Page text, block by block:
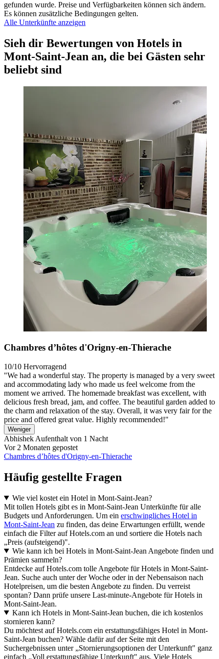
gefunden wurde. Preise und Verfügbarkeiten können sich ändern.
Es können zusätzliche Bedingungen gelten.
Alle Unterkünfte anzeigen
Sieh dir Bewertungen von Hotels in
Mont-Saint-Jean an, die bei Gästen sehr
beliebt sind
Chambres d’hôtes d'Origny-en-Thierache
10/10 Hervorragend
"We had a wonderful stay. The property is managed by a very sweet
and accommodating lady who made us feel welcome from the
moment we arrived. The homemade breakfast was excellent, with
delicious fresh bread, jam, and coffee. The beautiful garden added to
the charm and relaxation of the stay. Overall, it was very fair for the
price and offered great value. Highly recommended!"
Weniger
Abhishek Aufenthalt von 1 Nacht
Vor 2 Monaten gepostet
Chambres d’hôtes d'Origny-en-Thierache
Häufig gestellte Fragen
Wie viel kostet ein Hotel in Mont-Saint-Jean?
Mit tollen Hotels gibt es in Mont-Saint-Jean Unterkünfte für alle
Budgets und Anforderungen. Um ein erschwingliches Hotel in
Mont-Saint-Jean zu finden, das deine Erwartungen erfüllt, wende
einfach die Filter auf Hotels.com an und sortiere die Hotels nach
„Preis (aufsteigend)".
Wie kann ich bei Hotels in Mont-Saint-Jean Angebote finden und
Prämien sammeln?
Entdecke auf Hotels.com tolle Angebote für Hotels in Mont-Saint-
Jean. Suche auch unter der Woche oder in der Nebensaison nach
Hotelpreisen, um die besten Angebote zu finden. Du verreist
spontan? Dann prüfe unsere Last-minute-Angebote für Hotels in
Mont-Saint-Jean.
Kann ich Hotels in Mont-Saint-Jean buchen, die ich kostenlos
stornieren kann?
Du möchtest auf Hotels.com ein erstattungsfähiges Hotel in Mont-
Saint-Jean buchen? Wähle dafür auf der Seite mit den
Suchergebnissen unter „Stornierungsoptionen der Unterkunft" ganz
einfach „Voll erstattungsfähige Unterkunft" aus. Viele Hotels